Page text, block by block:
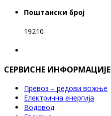
Поштански број
19210
СЕРВИСНЕ ИНФОРМАЦИЈЕ
Превоз – редови вожње
Електрична енергија
Водовод